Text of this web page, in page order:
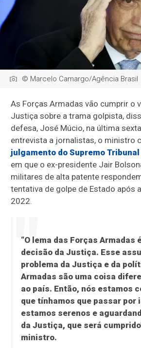
© Marcelo Camargo/Agência Brasil
As Forças Armadas vão cumprir o
Justiça sobre a trama golpista,
defesa, José Múcio, na última
entrevista a jornalistas, o ministro
julgamento do Supremo
em que o ex-presidente Jair
militares de alta patente
tentativa de golpe de Estado após
2022.
“O lema das Forças Armadas
decisão da Justiça. Esse
problema da Justiça e da
Armadas são uma coisa
ao país. Então, nós estamos
que tínhamos que passar por
estamos serenos e
da Justiça, que será
ministro.